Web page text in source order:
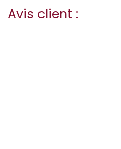
Avis client :